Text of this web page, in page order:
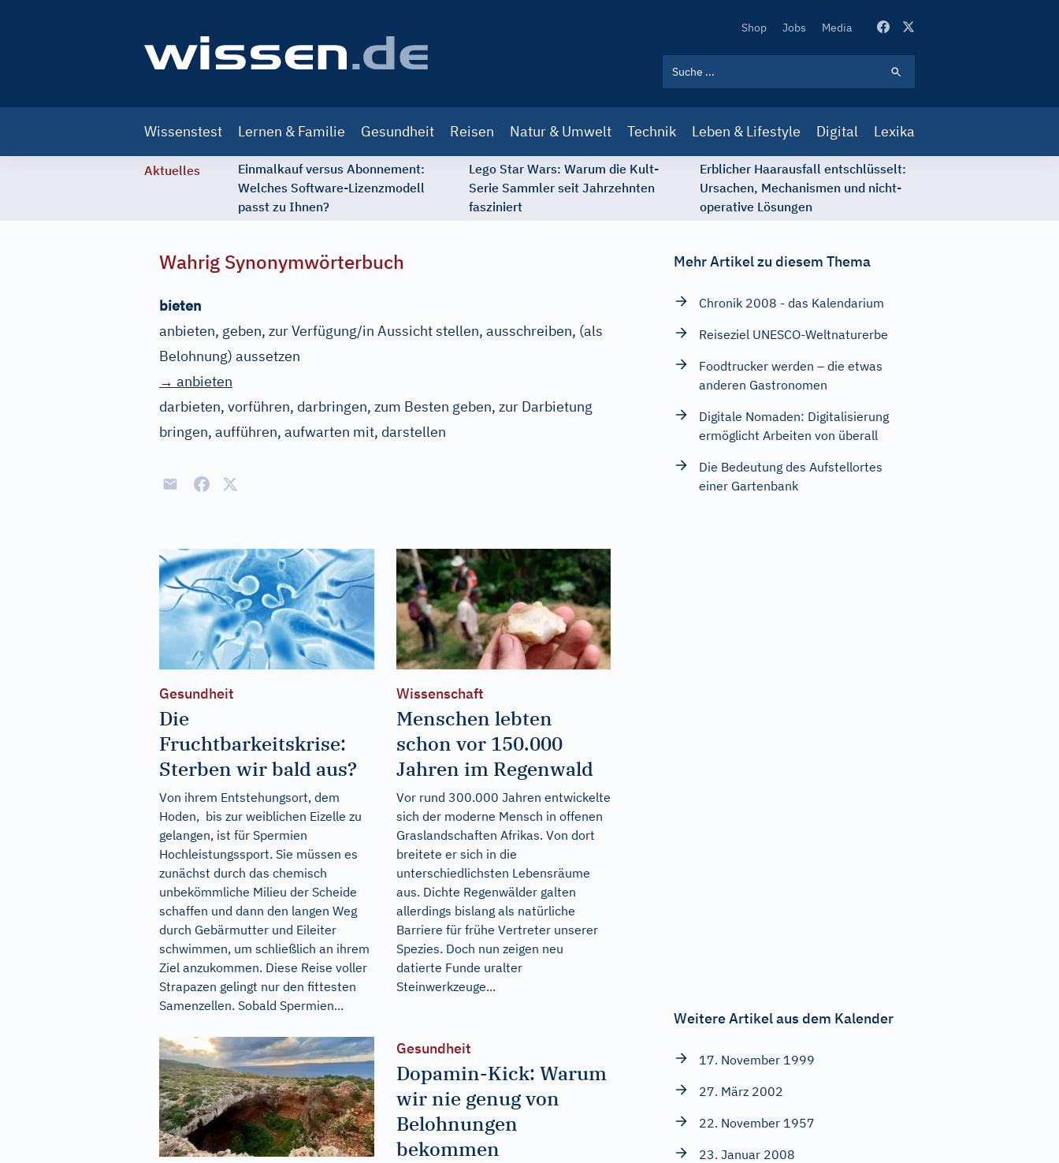
Secondary
Shop Jobs Media
navigation
Wissenstest Lernen & Familie Gesundheit Reisen Natur & Umwelt Technik Leben & Lifestyle Digital Lexika
Aktuelles
Einmalkauf versus Abonnement:
Welches Software-Lizenzmodell
passt zu Ihnen?
Lego Star Wars: Warum die Kult-
Serie Sammler seit Jahrzehnten
fasziniert
Erblicher Haarausfall entschlüsselt:
Ursachen, Mechanismen und nicht-
operative Lösungen
Wahrig Synonymwörterbuch
bieten
anbieten, geben, zur Verfügung/in Aussicht stellen, ausschreiben, (als
Belohnung) aussetzen
→ anbieten
darbieten, vorführen, darbringen, zum Besten geben, zur Darbietung
bringen, aufführen, aufwarten mit, darstellen
Gesundheit
Die
Fruchtbarkeitskrise:
Sterben wir bald aus?
Von ihrem Entstehungsort, dem
Hoden, bis zur weiblichen Eizelle zu
gelangen, ist für Spermien
Hochleistungssport. Sie müssen es
zunächst durch das chemisch
unbekömmliche Milieu der Scheide
schaffen und dann den langen Weg
durch Gebärmutter und Eileiter
schwimmen, um schließlich an ihrem
Ziel anzukommen. Diese Reise voller
Strapazen gelingt nur den fittesten
Samenzellen. Sobald Spermien...
Wissenschaft
Menschen lebten
schon vor 150.000
Jahren im Regenwald
Vor rund 300.000 Jahren entwickelte
sich der moderne Mensch in offenen
Graslandschaften Afrikas. Von dort
breitete er sich in die
unterschiedlichsten Lebensräume
aus. Dichte Regenwälder galten
allerdings bislang als natürliche
Barriere für frühe Vertreter unserer
Spezies. Doch nun zeigen neu
datierte Funde uralter
Steinwerkzeuge...
Gesundheit
Dopamin-Kick: Warum
wir nie genug von
Belohnungen
bekommen
Mehr Artikel zu diesem Thema
Chronik 2008 - das Kalendarium
Reiseziel UNESCO-Weltnaturerbe
Foodtrucker werden – die etwas
anderen Gastronomen
Digitale Nomaden: Digitalisierung
ermöglicht Arbeiten von überall
Die Bedeutung des Aufstellortes
einer Gartenbank
Weitere Artikel aus dem Kalender
17. November 1999
27. März 2002
22. November 1957
23. Januar 2008